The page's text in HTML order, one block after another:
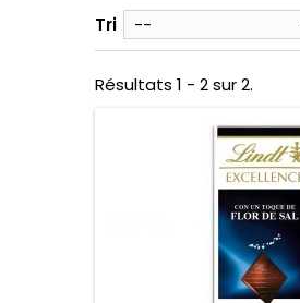
Tri --
Résultats 1 - 2 sur 2.